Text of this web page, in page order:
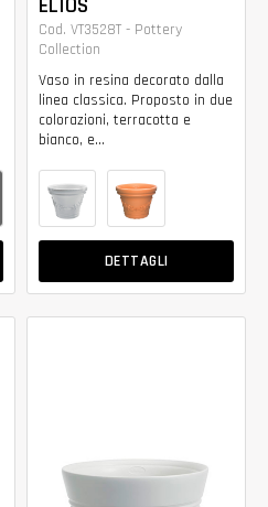
ELIOS
Cod. VT3528T - Pottery
Collection
Vaso in resina decorato dalla
linea classica. Proposto in due
colorazioni, terracotta e
bianco, e...
DETTAGLI